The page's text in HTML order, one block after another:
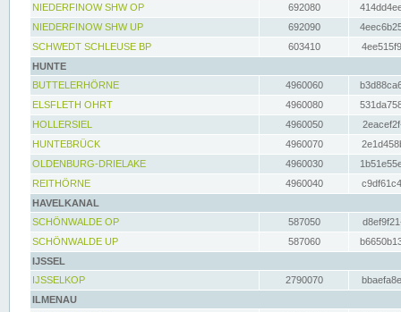
NIEDERFINOW SHW OP
692080
NIEDERFINOW SHW UP
692090
SCHWEDT SCHLEUSE BP
603410
HUNTE
BUTTELERHÖRNE
4960060
ELSFLETH OHRT
4960080
HOLLERSIEL
4960050
HUNTEBRÜCK
4960070
OLDENBURG-DRIELAKE
4960030
REITHÖRNE
4960040
HAVELKANAL
SCHÖNWALDE OP
587050
SCHÖNWALDE UP
587060
IJSSEL
IJSSELKOP
2790070
ILMENAU